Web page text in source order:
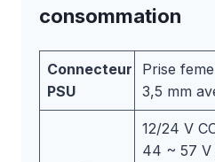
consommation
Connecteur
PSU
Prise
3,5 mm
12/24 V
44 ~ 57 V